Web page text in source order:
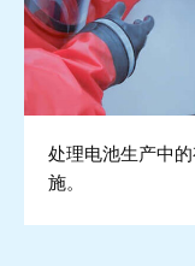
处理电池生产中
施。